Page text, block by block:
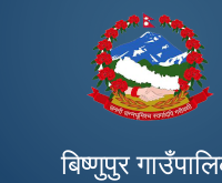
main
content
बिष्णुपुर